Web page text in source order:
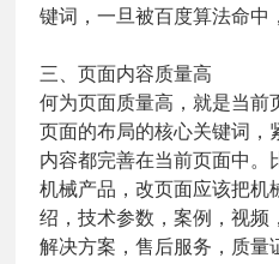
键词，一旦被百度算法命中
三、页面内容质量高
何为页面质量高，就是当前
页面的布局的核心关键词，
内容都完善在当前页面中。
机械产品，改页面应该把机
绍，技术参数，案例，视频
解决方案，售后服务，质量